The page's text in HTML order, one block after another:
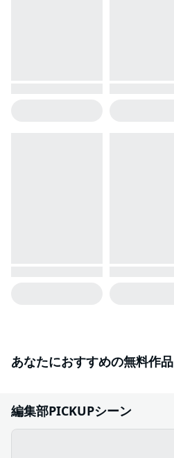
あなたにおすすめの無料作品
編集部PICKUPシーン